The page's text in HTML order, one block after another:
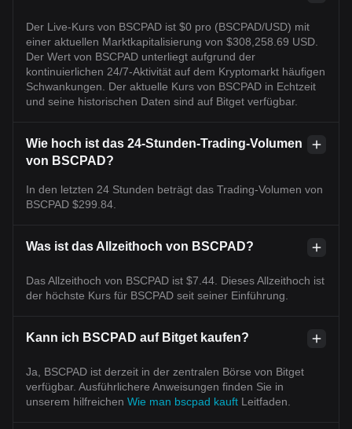
Der Live-Kurs von BSCPAD ist $0 pro (BSCPAD/USD) mit
einer aktuellen Marktkapitalisierung von $308,258.69 USD.
Der Wert von BSCPAD unterliegt aufgrund der
kontinuierlichen 24/7-Aktivität auf dem Kryptomarkt häufigen
Schwankungen. Der aktuelle Kurs von BSCPAD in Echtzeit
und seine historischen Daten sind auf Bitget verfügbar.
Wie hoch ist das 24-Stunden-Trading-Volumen
von BSCPAD?
In den letzten 24 Stunden beträgt das Trading-Volumen von
BSCPAD $299.84.
Was ist das Allzeithoch von BSCPAD?
Das Allzeithoch von BSCPAD ist $7.44. Dieses Allzeithoch ist
der höchste Kurs für BSCPAD seit seiner Einführung.
Kann ich BSCPAD auf Bitget kaufen?
Ja, BSCPAD ist derzeit in der zentralen Börse von Bitget
verfügbar. Ausführlichere Anweisungen finden Sie in
unserem hilfreichen Wie man bscpad kauft Leitfaden.